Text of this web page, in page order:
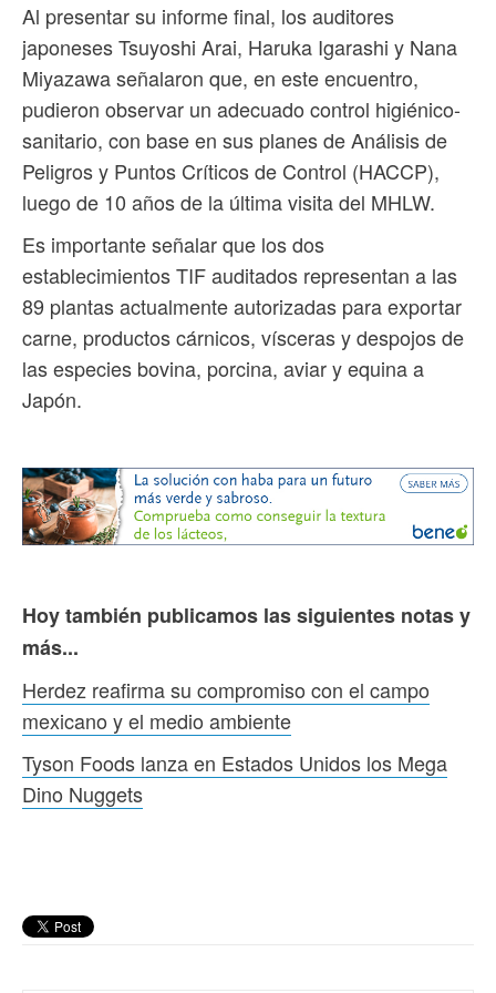
Al presentar su informe final, los auditores
japoneses Tsuyoshi Arai, Haruka Igarashi y Nana
Miyazawa señalaron que, en este encuentro,
pudieron observar un adecuado control higiénico-
sanitario, con base en sus planes de Análisis de
Peligros y Puntos Críticos de Control (HACCP),
luego de 10 años de la última visita del MHLW.
Es importante señalar que los dos
establecimientos TIF auditados representan a las
89 plantas actualmente autorizadas para exportar
carne, productos cárnicos, vísceras y despojos de
las especies bovina, porcina, aviar y equina a
Japón.
Hoy también publicamos las siguientes notas y
más...
Herdez reafirma su compromiso con el campo
mexicano y el medio ambiente
Tyson Foods lanza en Estados Unidos los Mega
Dino Nuggets